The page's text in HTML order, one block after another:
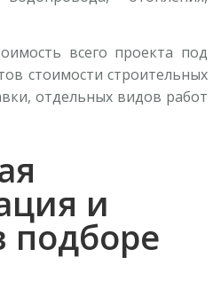
всего проекта под
стоимости строительных
отдельных видов работ
и